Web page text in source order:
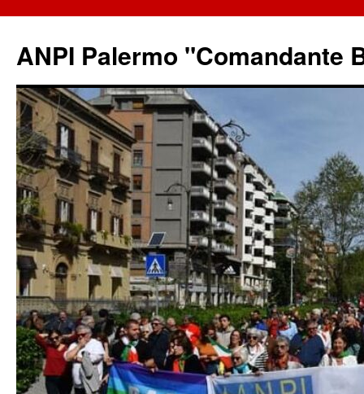
ANPI Palermo "Comandante